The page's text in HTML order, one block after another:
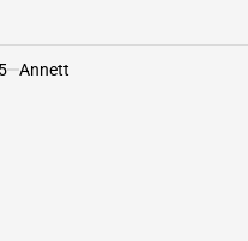
Annett